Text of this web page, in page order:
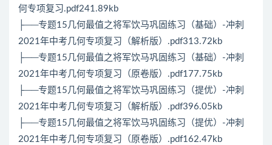
何专项复习.pdf241.89kb
├──专题15几何最值之将军饮马巩固练习（基础）-冲刺
2021年中考几何专项复习（解析版）.pdf313.72kb
├──专题15几何最值之将军饮马巩固练习（基础）-冲刺
2021年中考几何专项复习（原卷版）.pdf177.75kb
├──专题15几何最值之将军饮马巩固练习（提优）-冲刺
2021年中考几何专项复习（解析版）.pdf396.05kb
├──专题15几何最值之将军饮马巩固练习（提优）-冲刺
2021年中考几何专项复习（原卷版）.pdf162.47kb